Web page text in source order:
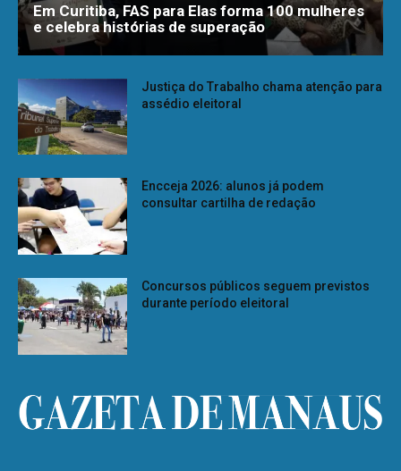
Em Curitiba, FAS para Elas forma 100 mulheres
e celebra histórias de superação
Justiça do Trabalho chama atenção para
assédio eleitoral
Encceja 2026: alunos já podem
consultar cartilha de redação
Concursos públicos seguem previstos
durante período eleitoral